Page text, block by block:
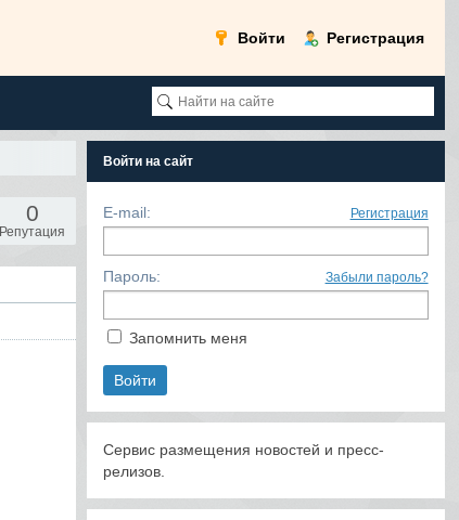
Войти Регистрация
0
Репутация
Войти на сайт
E-mail: Регистрация
Пароль: Забыли пароль?
Запомнить меня
Сервис размещения новостей и пресс-
релизов.